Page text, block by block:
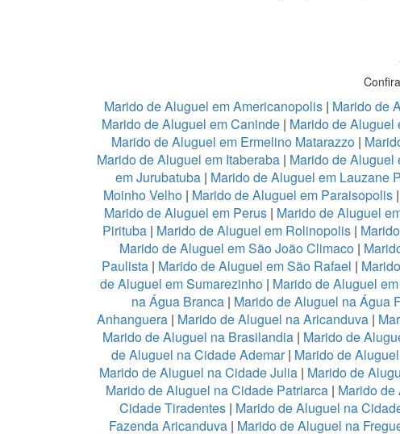
Marido de Aluguel em Americanopolis | Marido de
Marido de Aluguel em Caninde| Marido de
Marido de Aluguel em Ermelino Matarazzo |
Marido de Aluguel em Itaberaba| Marido de Aluguel
em Jurubatuba| Marido de Aluguel em Lauzane
Moinho Velho | Marido de Aluguel em Paraisopolis|
Marido de Aluguel em Perus | Marido de Aluguel
Pirituba| Marido de Aluguel em Rolinopolis|
Marido de Aluguel em São João Climaco|
Paulista | Marido de Aluguel em São Rafael |
de Aluguel em Sumarezinho| Marido de Aluguel
na Água Branca| Marido de Aluguel na Água
Anhanguera| Marido de Aluguel na Aricanduva|
Marido de Aluguel na Brasilandia | Marido de
de Aluguel na Cidade Ademar| Marido de
Marido de Aluguel na Cidade Julia | Marido de
Marido de Aluguel na Cidade Patriarca| Marido
Cidade Tiradentes | Marido de Aluguel na
Fazenda Aricanduva| Marido de Aluguel na